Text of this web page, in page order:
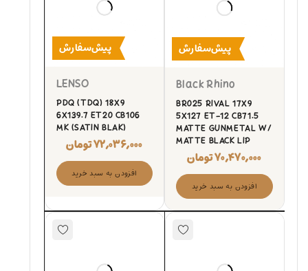
پیش‌سفارش
Black Rhino
BR025 RIVAL 17X9
5X127 ET-12 CB71.5
MATTE GUNMETAL W/
MATTE BLACK LIP
۷۰,۴۷۰,۰۰۰تومان
افزودن به سبد خرید
پیش‌سفارش
LENSO
PDQ (TDQ) 18X9
6X139.7 ET20 CB106
MK (SATIN BLAK)
۷۲,۰۳۶,۰۰۰تومان
افزودن به سبد خرید